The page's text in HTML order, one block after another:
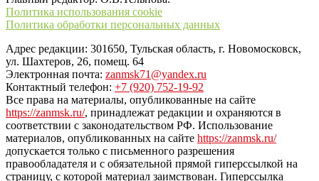
Политика использования cookie
Политика обработки персональных данных
Адрес редакции: 301650, Тульская область, г. Новомосковск,
ул. Шахтеров, 26, помещ. 64
Электронная почта: zanmsk71@yandex.ru
Контактный телефон: +7 (920) 752-19-92
Все права на материалы, опубликованные на сайте
https://zanmsk.ru/, принадлежат редакции и охраняются в
соответствии с законодательством РФ. Использование
материалов, опубликованных на сайте https://zanmsk.ru/
допускается только с письменного разрешения
правообладателя и с обязательной прямой гиперссылкой на
страницу, с которой материал заимствован. Гиперссылка